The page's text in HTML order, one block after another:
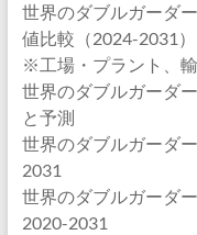
世界のダブルガーダ
値比較（2024-2031）
※工場・プラント、
世界のダブルガーダ
と予測
世界のダブルガーダ
2031
世界のダブルガーダ
2020-2031